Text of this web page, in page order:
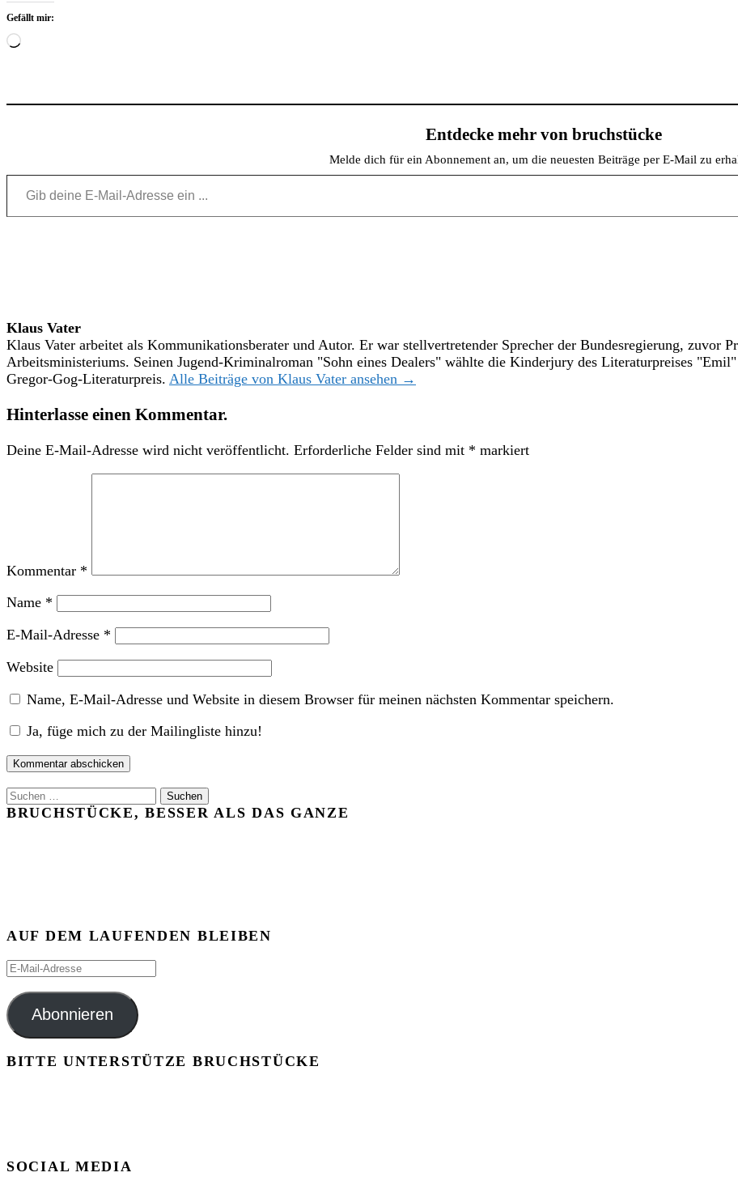
Gefällt mir:
Wird
Entdecke mehr von bruchstücke
Melde dich für ein Abonnement an, um die neuesten Beiträge per E-Mail zu
Gib deine E-Mail-Adresse ein ...
Klaus Vater
Klaus Vater arbeitet als Kommunikationsberater und Autor. Er war stellvertretender Sprecher der Bundesregierung, zuvor
Arbeitsministeriums. Seinen Jugend-Kriminalroman "Sohn eines Dealers" wählte die Kinderjury des Literaturpreises
Gregor-Gog-Literaturpreis. Alle Beiträge von Klaus Vater ansehen →
Hinterlasse einen Kommentar.
Deine E-Mail-Adresse wird nicht veröffentlicht. Erforderliche Felder sind mit * markiert
Kommentar *
Name *
E-Mail-Adresse *
Website
Name, E-Mail-Adresse und Website in diesem Browser für meinen nächsten Kommentar speichern.
Ja, füge mich zu der Mailingliste hinzu!
Suchen
nach:
BRUCHSTÜCKE, BESSER ALS DAS GANZE
AUF DEM LAUFENDEN BLEIBEN
E-
Adresse
Abonnieren
BITTE UNTERSTÜTZE BRUCHSTÜCKE
SOCIAL MEDIA